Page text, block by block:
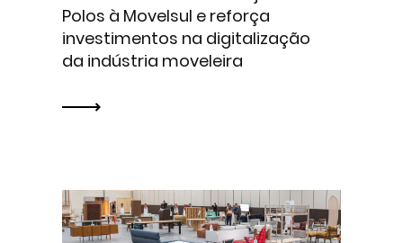
Polos à Movelsul e reforça
investimentos na digitalização
da indústria moveleira